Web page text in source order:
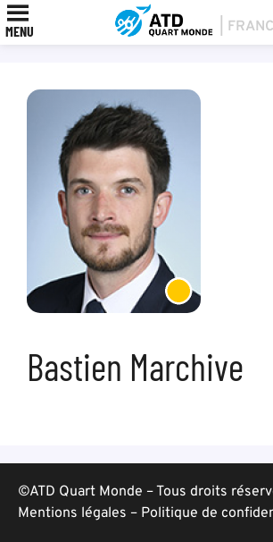
MENU
Bastien Marchive
©ATD Quart Monde – Tous droits
Mentions légales – Politique de